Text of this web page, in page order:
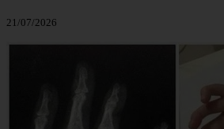
21/07/2026